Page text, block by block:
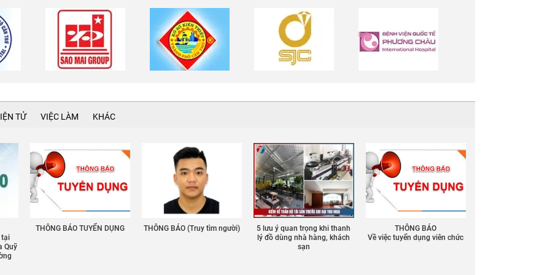
TỬ VIỆC LÀM KHÁC
tại
Quỹ
THÔNG BÁO TUYỂN DỤNG THÔNG BÁO (Truy tìm người)
5 lưu ý quan trọng khi thanh
lý đồ dùng nhà hàng, khách
sạn
THÔNG BÁO
Về việc tuyển dụng viên chức